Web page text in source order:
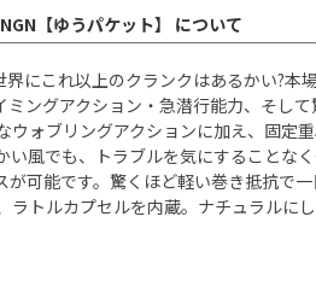
【ゆうパケット】 について
界にこれ以上のクランクはあるかい?
ミングアクション・急潜行能力、そし
ウォブリングアクションに加え、固
い風でも、トラブルを気にすることな
が可能です。驚くほど軽い巻き抵抗で
ラトルカプセルを内蔵。ナチュラルに